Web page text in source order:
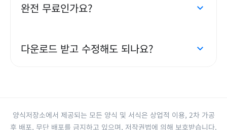
완전 무료인가요?
다운로드 받고 수정해도 되나요?
양식저장소에서 제공되는 모든 양식 및 서식은 상업적 이용, 2차 가공
후 배포, 무단 배포를 금지하고 있으며, 저작권법에 의해 보호받습니다.